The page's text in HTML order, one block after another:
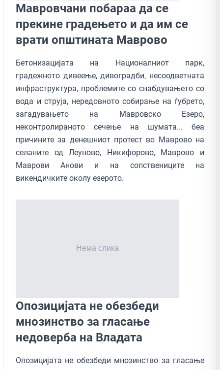
Мавровчани побараа да се
прекине градењето и да им се
врати општината Маврово
Бетонизацијата на Националниот парк,
градежното дивеење, дивоградби, несоодветната
инфраструктура, проблемите со снабдувањето со
вода и струја, нередовното собирање на ѓубрето,
загадувањето на Мавровско Езеро,
неконтролираното сечење на шумата... беа
причините за денешниот протест во Маврово на
селаните од Леуново, Никифорово, Маврово и
Маврови Анови и на сопствениците на
викендичките околу езерото.
Опозицијата не обезбеди
мнозинство за гласање
недоверба на Владата
Опозицијата не обезбеди мнозинство за гласање